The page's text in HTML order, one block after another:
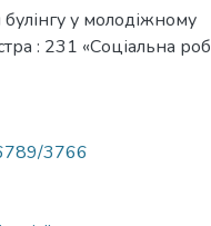
у молодіжному
: 231 «Соціальна
3766